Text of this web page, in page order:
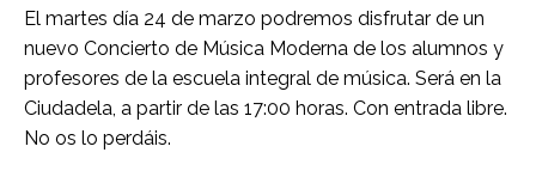
El martes día 24 de marzo podremos disfrutar de un
nuevo Concierto de Música Moderna de los alumnos y
profesores de la escuela integral de música. Será en la
Ciudadela, a partir de las 17:00 horas. Con entrada libre.
No os lo perdáis.